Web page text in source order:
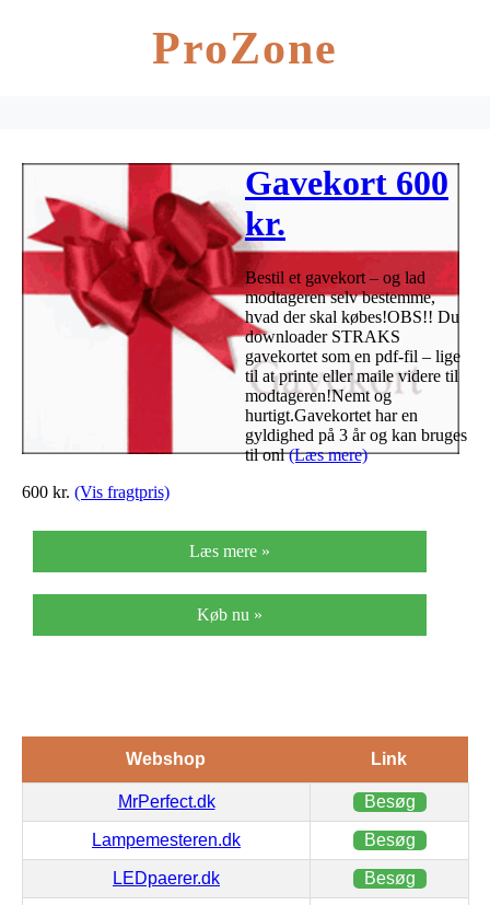
ProZone
Gavekort 600
kr.
Bestil et gavekort – og lad
modtageren selv bestemme,
hvad der skal købes!OBS!! Du
downloader STRAKS
gavekortet som en pdf-fil – lige
til at printe eller maile videre til
modtageren!Nemt og
hurtigt.Gavekortet har en
gyldighed på 3 år og kan bruges
til onl(Læs mere)
600 kr. (Vis fragtpris)
Læs mere »
Køb nu »
Webshop Link
MrPerfect.dk Besøg
Lampemesteren.dk Besøg
LEDpaerer.dk Besøg